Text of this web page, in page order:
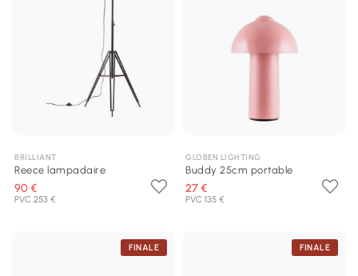
BRILLIANT
Reece lampadaire
90 €
PVC 253 €
GLOBEN LIGHTING
Buddy 25cm portable
27 €
PVC 135 €
FINALE FINALE